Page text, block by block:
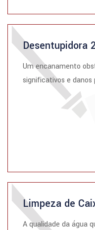
Desentupidora
Um encanamento
significativos e danos
Limpeza de
A qualidade da água